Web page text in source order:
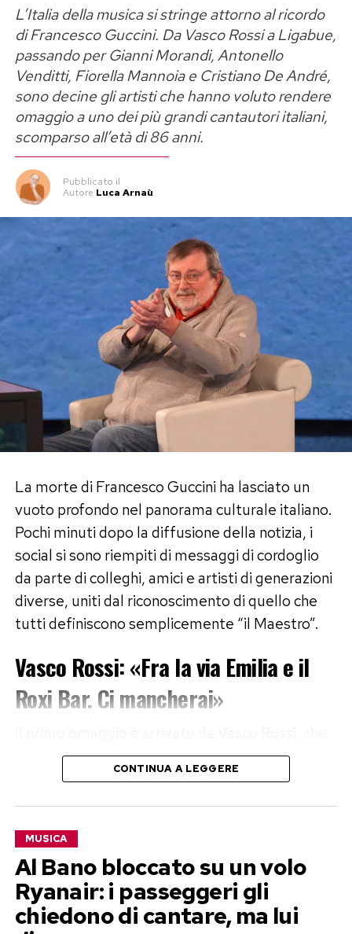
L’Italia della musica si stringe attorno al ricordo
di Francesco Guccini. Da Vasco Rossi a Ligabue,
passando per Gianni Morandi, Antonello
Venditti, Fiorella Mannoia e Cristiano De André,
sono decine gli artisti che hanno voluto rendere
omaggio a uno dei più grandi cantautori italiani,
scomparso all’età di 86 anni.
Pubblicato il
Autore Luca Arnaù
La morte di Francesco Guccini ha lasciato un
vuoto profondo nel panorama culturale italiano.
Pochi minuti dopo la diffusione della notizia, i
social si sono riempiti di messaggi di cordoglio
da parte di colleghi, amici e artisti di generazioni
diverse, uniti dal riconoscimento di quello che
tutti definiscono semplicemente “il Maestro”.
Vasco Rossi: «Fra la via Emilia e il
Roxi Bar. Ci mancherai»
ha scelto una citazione destinata a entrare nella
memoria collettiva: «Abbiamo respirato la
stessa aria. Fra la via Emilia… e il Roxi Bar». Il
grande Maestro», sottolineando come, pur
appartenendo a generazioni diverse, entrambi
abbiano raccontato la stessa Emilia e la stessa
autenticità.
CONTINUA A LEGGERE
MUSICA
Al Bano bloccato su un volo
Ryanair: i passeggeri gli
chiedono di cantare, ma lui